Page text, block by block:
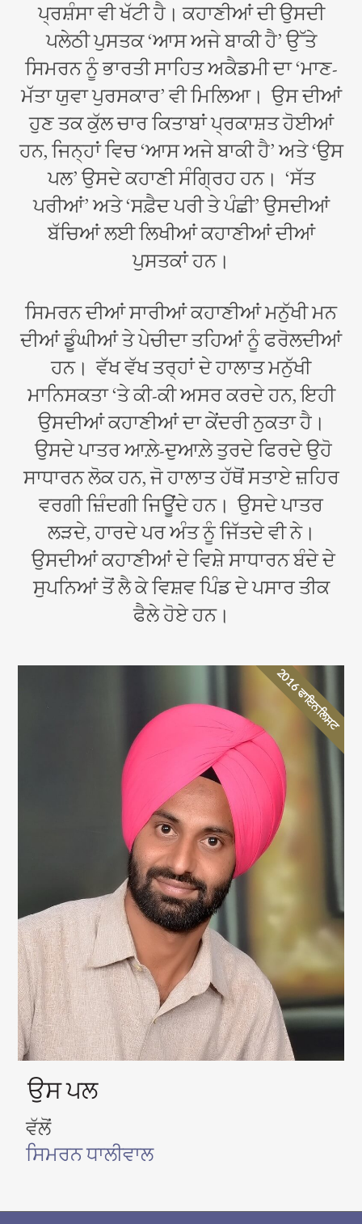
ਪ੍ਰਸ਼ੰਸਾ ਵੀ ਖੱਟੀ ਹੈ। ਕਹਾਣੀਆਂ ਦੀ ਉਸਦੀ
ਪਲੇਠੀ ਪੁਸਤਕ ‘ਆਸ ਅਜੇ ਬਾਕੀ ਹੈ’ ਉੱਤੇ
ਸਿਮਰਨ ਨੂੰ ਭਾਰਤੀ ਸਾਹਿਤ ਅਕੈਡਮੀ ਦਾ ‘ਮਾਣ-
ਮੱਤਾ ਯੁਵਾ ਪੁਰਸਕਾਰ’ ਵੀ ਮਿਲਿਆ। ਉਸ ਦੀਆਂ
ਹੁਣ ਤਕ ਕੁੱਲ ਚਾਰ ਕਿਤਾਬਾਂ ਪ੍ਰਕਾਸ਼ਤ ਹੋਈਆਂ
ਹਨ, ਜਿਨ੍ਹਾਂ ਵਿਚ ‘ਆਸ ਅਜੇ ਬਾਕੀ ਹੈ’ ਅਤੇ ‘ਉਸ
ਪਲ’ ਉਸਦੇ ਕਹਾਣੀ ਸੰਗ੍ਰਿਹ ਹਨ। ‘ਸੱਤ
ਪਰੀਆਂ’ ਅਤੇ ‘ਸਫ਼ੈਦ ਪਰੀ ਤੇ ਪੰਛੀ’ ਉਸਦੀਆਂ
ਬੱਚਿਆਂ ਲਈ ਲਿਖੀਆਂ ਕਹਾਣੀਆਂ ਦੀਆਂ
ਪੁਸਤਕਾਂ ਹਨ।
ਸਿਮਰਨ ਦੀਆਂ ਸਾਰੀਆਂ ਕਹਾਣੀਆਂ ਮਨੁੱਖੀ ਮਨ
ਦੀਆਂ ਡੂੰਘੀਆਂ ਤੇ ਪੇਚੀਦਾ ਤਹਿਆਂ ਨੂੰ ਫਰੋਲਦੀਆਂ
ਹਨ। ਵੱਖ ਵੱਖ ਤਰ੍ਹਾਂ ਦੇ ਹਾਲਾਤ ਮਨੁੱਖੀ
ਮਾਨਿਸਕਤਾ ‘ਤੇ ਕੀ-ਕੀ ਅਸਰ ਕਰਦੇ ਹਨ, ਇਹੀ
ਉਸਦੀਆਂ ਕਹਾਣੀਆਂ ਦਾ ਕੇਂਦਰੀ ਨੁਕਤਾ ਹੈ।
ਉਸਦੇ ਪਾਤਰ ਆਲ਼ੇ-ਦੁਆਲ਼ੇ ਤੁਰਦੇ ਫਿਰਦੇ ਉਹੋ
ਸਾਧਾਰਨ ਲੋਕ ਹਨ, ਜੋ ਹਾਲਾਤ ਹੱਥੋਂ ਸਤਾਏ ਜ਼ਹਿਰ
ਵਰਗੀ ਜ਼ਿੰਦਗੀ ਜਿਊਂਦੇ ਹਨ। ਉਸਦੇ ਪਾਤਰ
ਲੜਦੇ, ਹਾਰਦੇ ਪਰ ਅੰਤ ਨੂੰ ਜਿੱਤਦੇ ਵੀ ਨੇ।
ਉਸਦੀਆਂ ਕਹਾਣੀਆਂ ਦੇ ਵਿਸ਼ੇ ਸਾਧਾਰਨ ਬੰਦੇ ਦੇ
ਸੁਪਨਿਆਂ ਤੋਂ ਲੈ ਕੇ ਵਿਸ਼ਵ ਪਿੰਡ ਦੇ ਪਸਾਰ ਤੀਕ
ਫੈਲੇ ਹੋਏ ਹਨ।
2016 ਫਾਇਨਲਿਸਟ
ਉਸ ਪਲ
ਵੱਲੋਂ
ਸਿਮਰਨ ਧਾਲੀਵਾਲ